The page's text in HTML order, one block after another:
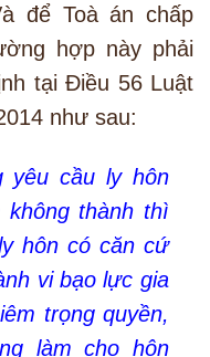
để Toà án chấp
hợp này phải
tại Điều 56 Luật
như sau:
yêu cầu ly hôn
không thành thì
hôn có căn cứ
vi bạo lực gia
trọng quyền,
làm cho hôn